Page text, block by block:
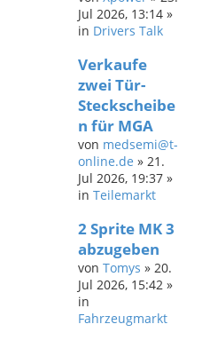
Jul 2026, 13:14 »
in Drivers Talk
Verkaufe
zwei Tür-
Steckscheibe
n für MGA
von medsemi@t-
online.de » 21.
Jul 2026, 19:37 »
in Teilemarkt
2 Sprite MK 3
abzugeben
von Tomys » 20.
Jul 2026, 15:42 »
in
Fahrzeugmarkt